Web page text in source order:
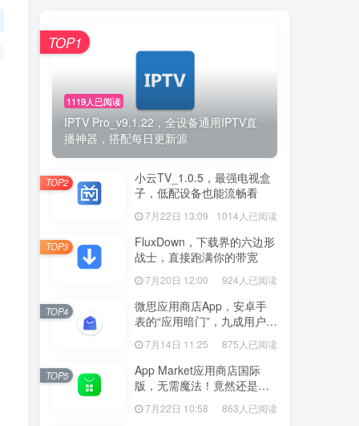
1119人已阅读
IPTV Pro_v9.1.22，全设备通用IPTV直
播神器，搭配每日更新源
TOP1
小云TV_1.0.5，最强电视盒
子，低配设备也能流畅看
7月22日 13:09 1014人已阅读
TOP2
FluxDown，下载界的六边形
战士，直接跑满你的带宽
7月20日 12:00 924人已阅读
TOP3
微思应用商店App，安卓手
表的“应用暗门”，九成用户还
没发现
7月14日 11:25 875人已阅读
TOP4
App Market应用商店国际
版，无需魔法！竟然还是大
厂出品？
7月22日 10:58 863人已阅读
TOP5